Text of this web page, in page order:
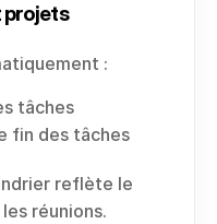
projets
:
tâches
fin des tâches
réunions.